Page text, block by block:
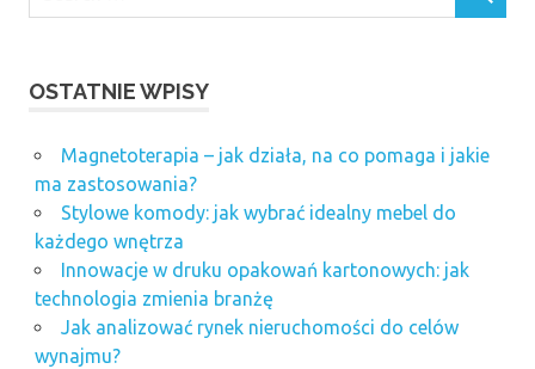
OSTATNIE WPISY
Magnetoterapia – jak działa, na co pomaga i jakie
ma zastosowania?
Stylowe komody: jak wybrać idealny mebel do
każdego wnętrza
Innowacje w druku opakowań kartonowych: jak
technologia zmienia branżę
Jak analizować rynek nieruchomości do celów
wynajmu?